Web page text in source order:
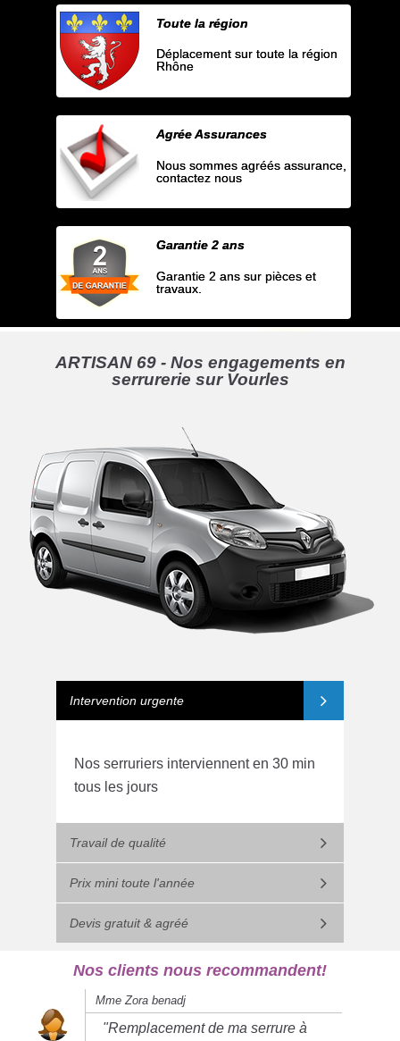
Toute la région
Déplacement sur toute la région
Rhône
Agrée Assurances
Nous sommes agréés assurance,
contactez nous
Garantie 2 ans
Garantie 2 ans sur pièces et
travaux.
ARTISAN 69 - Nos engagements en
serrurerie sur Vourles
Intervention urgente
Nos serruriers interviennent en 30 min
tous les jours
Travail de qualité
Prix mini toute l'année
Devis gratuit & agréé
Nos clients nous recommandent!
Mme Zora benadj
"Remplacement de ma serrure à